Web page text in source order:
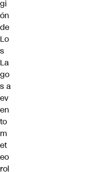
gi
ón
de
Lo
s
La
go
s a
ev
en
to
m
et
eo
rol